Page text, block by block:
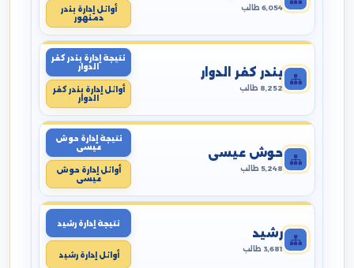
6,054 طالب
أوائل إدارة بندر
دمنهور
بندر كفر الدوار
8,252 طالب
نتيجة إدارة بندر كفر
الدوار
أوائل إدارة بندر كفر
الدوار
حوش عيسى
5,248 طالب
نتيجة إدارة حوش
عيسى
أوائل إدارة حوش
عيسى
رشيد
3,681 طالب
نتيجة إدارة رشيد
أوائل إدارة رشيد